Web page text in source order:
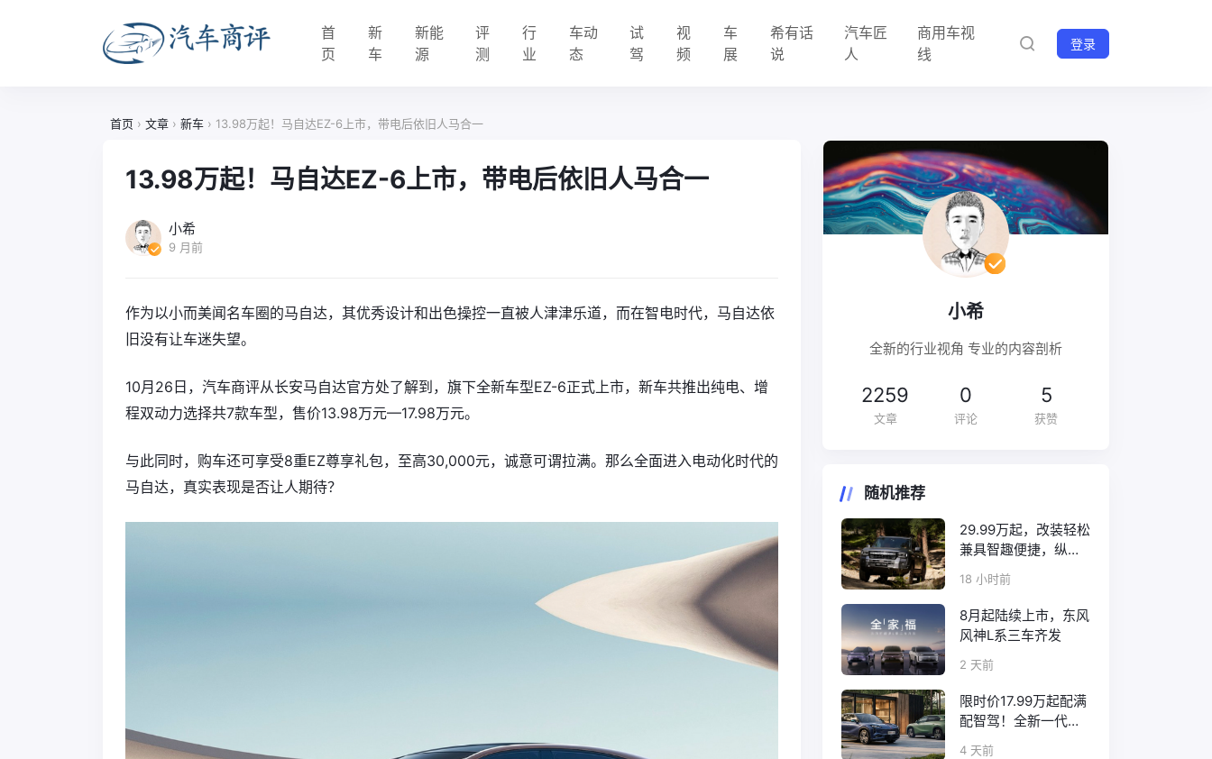
首
页
新
车
新能
源
评
测
行
业
车动
态
试
驾
视
频
车
展
希有话
说
汽车匠
人
商用车视
线
登录
首页 › 文章 › 新车 › 13.98万起！马自达EZ-6上市，带电后依旧人马合一
13.98万起！马自达EZ-6上市，带电后依旧人马合一
小希
9 月前
作为以小而美闻名车圈的马自达，其优秀设计和出色操控一直被人津津乐道，而在智电时代，马自达依
旧没有让车迷失望。
10月26日，汽车商评从长安马自达官方处了解到，旗下全新车型EZ-6正式上市，新车共推出纯电、增
程双动力选择共7款车型，售价13.98万元—17.98万元。
与此同时，购车还可享受8重EZ尊享礼包，至高30,000元，诚意可谓拉满。那么全面进入电动化时代的
马自达，真实表现是否让人期待？
小希
全新的行业视角 专业的内容剖析
2259
文章
0
评论
5
获赞
随机推荐
29.99万起，改装轻松
兼具智趣便捷，纵横
F700上市
18 小时前
8月起陆续上市，东风
风神L系三车齐发
2 天前
限时价17.99万起配满
配智驾！全新一代天
工08正式上市
4 天前